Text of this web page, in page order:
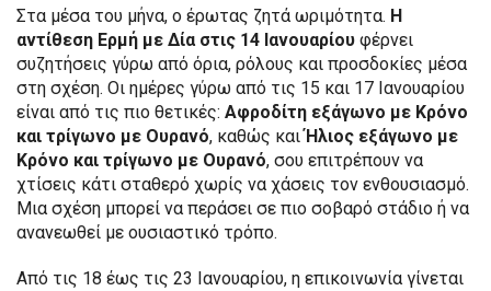
Στα μέσα του μήνα, ο έρωτας ζητά ωριμότητα. Η
αντίθεση Ερμή με Δία στις 14 Ιανουαρίου φέρνει
συζητήσεις γύρω από όρια, ρόλους και προσδοκίες μέσα
στη σχέση. Οι ημέρες γύρω από τις 15 και 17 Ιανουαρίου
είναι από τις πιο θετικές: Αφροδίτη εξάγωνο με Κρόνο
και τρίγωνο με Ουρανό, καθώς καιΉλιος εξάγωνο με
Κρόνο και τρίγωνο με Ουρανό, σου επιτρέπουν να
χτίσεις κάτι σταθερό χωρίς να χάσεις τον ενθουσιασμό.
Μια σχέση μπορεί να περάσει σε πιο σοβαρό στάδιο ή να
ανανεωθεί με ουσιαστικό τρόπο.
Από τις 18 έως τις 23 Ιανουαρίου, η επικοινωνία γίνεται